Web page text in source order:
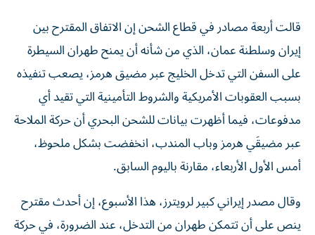
قالت أربعة مصادر في قطاع الشحن إن الاتفاق المقترح بين
إيران وسلطنة عمان، الذي من ‌شأنه أن يمنح طهران السيطرة
على السفن التي تدخل الخليج عبر ​مضيق هرمز، يصعب تنفيذه
بسبب العقوبات الأمريكية والشروط التأمينية ‌التي تقيد أي
مدفوعات، فيما أظهرت بيانات للشحن البحري أن حركة الملاحة
عبر مضيقَي هرمز وباب المندب، انخفضت بشكل ملحوظ، ​
أمس الأول الأربعاء، مقارنة باليوم السابق.
وقال مصدر إيراني كبير لرويترز، هذا الأسبوع، إن أحدث مقترح
ينص على أن تتمكن طهران من التدخل، عند الضرورة، في حركة